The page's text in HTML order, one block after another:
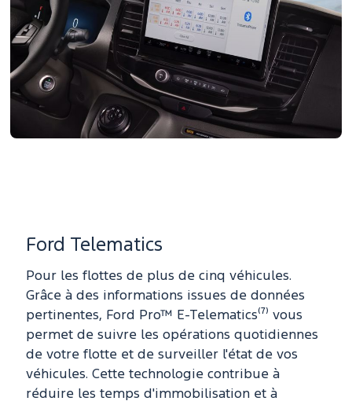
Ford Telematics
Pour les flottes de plus de cinq véhicules.
Grâce à des informations issues de données
pertinentes, Ford Pro™ E-Telematics⁽⁷⁾ vous
permet de suivre les opérations quotidiennes
de votre flotte et de surveiller l'état de vos
véhicules. Cette technologie contribue à
réduire les temps d'immobilisation et à